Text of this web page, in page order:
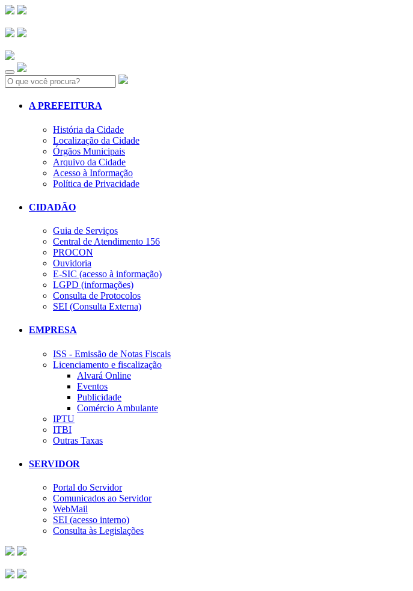
Search:
A PREFEITURA
História da Cidade
Localização da Cidade
Órgãos Municipais
Arquivo da Cidade
Acesso à Informação
Política de Privacidade
CIDADÃO
Guia de Serviços
Central de Atendimento 156
PROCON
Ouvidoria
E-SIC (acesso à informação)
LGPD (informações)
Consulta de Protocolos
SEI (Consulta Externa)
EMPRESA
ISS - Emissão de Notas Fiscais
Licenciamento e fiscalização
Alvará Online
Eventos
Publicidade
Comércio Ambulante
IPTU
ITBI
Outras Taxas
SERVIDOR
Portal do Servidor
Comunicados ao Servidor
WebMail
SEI (acesso interno)
Consulta às Legislações